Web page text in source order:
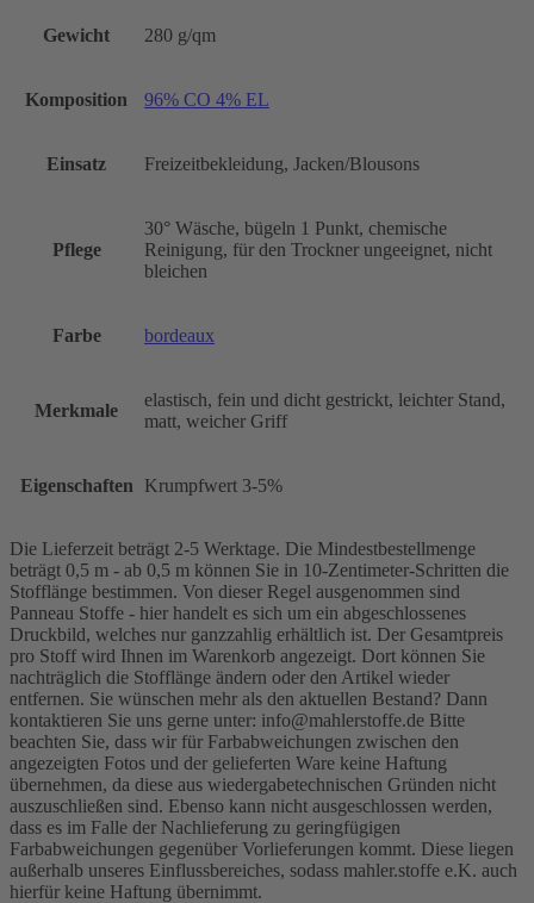
Gewicht 280 g/qm
Komposition 96% CO 4% EL
Einsatz Freizeitbekleidung, Jacken/Blousons
Pflege
30° Wäsche, bügeln 1 Punkt, chemische
Reinigung, für den Trockner ungeeignet, nicht
bleichen
Farbe bordeaux
Merkmale
elastisch, fein und dicht gestrickt, leichter Stand,
matt, weicher Griff
Eigenschaften Krumpfwert 3-5%
Die Lieferzeit beträgt 2-5 Werktage. Die Mindestbestellmenge
beträgt 0,5 m - ab 0,5 m können Sie in 10-Zentimeter-Schritten die
Stofflänge bestimmen. Von dieser Regel ausgenommen sind
Panneau Stoffe - hier handelt es sich um ein abgeschlossenes
Druckbild, welches nur ganzzahlig erhältlich ist. Der Gesamtpreis
pro Stoff wird Ihnen im Warenkorb angezeigt. Dort können Sie
nachträglich die Stofflänge ändern oder den Artikel wieder
entfernen. Sie wünschen mehr als den aktuellen Bestand? Dann
kontaktieren Sie uns gerne unter: info@mahlerstoffe.de Bitte
beachten Sie, dass wir für Farbabweichungen zwischen den
angezeigten Fotos und der gelieferten Ware keine Haftung
übernehmen, da diese aus wiedergabetechnischen Gründen nicht
auszuschließen sind. Ebenso kann nicht ausgeschlossen werden,
dass es im Falle der Nachlieferung zu geringfügigen
Farbabweichungen gegenüber Vorlieferungen kommt. Diese liegen
außerhalb unseres Einflussbereiches, sodass mahler.stoffe e.K. auch
hierfür keine Haftung übernimmt.